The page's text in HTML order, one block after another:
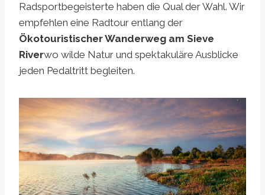
Radsportbegeisterte haben die Qual der Wahl. Wir
empfehlen eine Radtour entlang der
Ökotouristischer Wanderweg am Sieve
Riverwo wilde Natur und spektakuläre Ausblicke
jeden Pedaltritt begleiten.